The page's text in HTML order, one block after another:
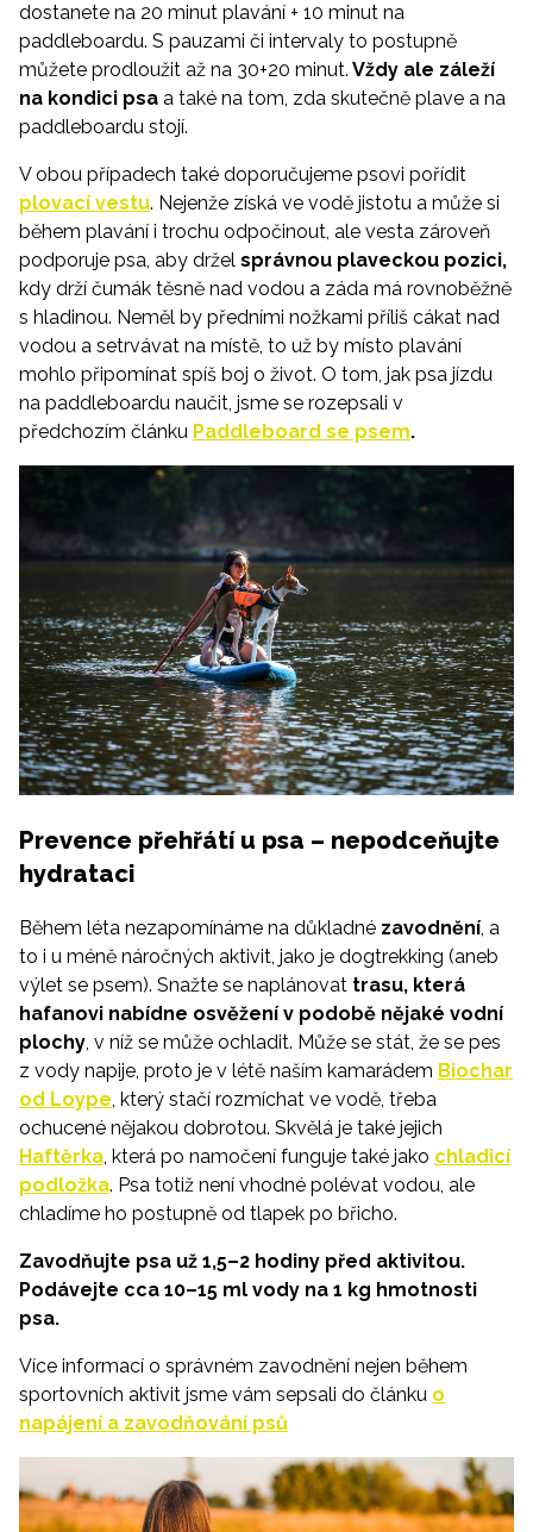
dostanete na 20 minut plavání + 10 minut na
paddleboardu. S pauzami či intervaly to postupně
můžete prodloužit až na 30+20 minut. Vždy ale záleží
na kondici psa a také na tom, zda skutečně plave a na
paddleboardu stojí.
V obou případech také doporučujeme psovi pořídit
plovací vestu. Nejenže získá ve vodě jistotu a může si
během plavání i trochu odpočinout, ale vesta zároveň
podporuje psa, aby držel správnou plaveckou pozici,
kdy drží čumák těsně nad vodou a záda má rovnoběžně
s hladinou. Neměl by předními nožkami příliš cákat nad
vodou a setrvávat na místě, to už by místo plavání
mohlo připomínat spíš boj o život. O tom, jak psa jízdu
na paddleboardu naučit, jsme se rozepsali v
předchozím článku Paddleboard se psem.
Prevence přehřátí u psa – nepodceňujte
hydrataci
Během léta nezapomínáme na důkladné zavodnění, a
to i u méně náročných aktivit, jako je dogtrekking (aneb
výlet se psem). Snažte se naplánovat trasu, která
hafanovi nabídne osvěžení v podobě nějaké vodní
plochy, v níž se může ochladit. Může se stát, že se pes
z vody napije, proto je v létě naším kamarádem Biochar
od Loype, který stačí rozmíchat ve vodě, třeba
ochucené nějakou dobrotou. Skvělá je také jejich
Haftěrka, která po namočení funguje také jako chladicí
podložka. Psa totiž není vhodné polévat vodou, ale
chladíme ho postupně od tlapek po břicho.
Zavodňujte psa už 1,5–2 hodiny před aktivitou.
Podávejte cca 10–15 ml vody na 1 kg hmotnosti
psa.
Více informací o správném zavodnění nejen během
sportovních aktivit jsme vám sepsali do článku o
napájení a zavodňování psů